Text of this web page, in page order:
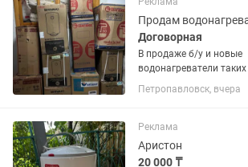
Продам
Договорная
В продаже б/у и новые
водонагреватели
брендов как Ariston,
Oasis, Deluxe, Garanterm
Петропавловск, вчера
Реклама
Аристон
20 000 ₸